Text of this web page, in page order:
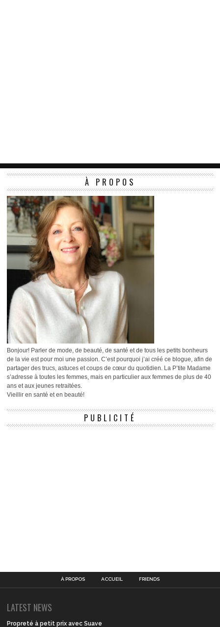
À PROPOS
Bonjour! Parler de mode, de beauté, de santé et de tous les petits bonheurs
de la vie est pour moi une passion. C’est pourquoi j’ai créé ce blogue, afin de
partager des trucs, astuces et coups de cœur du quotidien. La P’tite Madame
s’adresse à toutes les femmes, mais en particulier aux femmes de plus de 40
ans et aux jeunes retraitées.
Vieillir en santé et en beauté!
PUBLICITÉ
À PROPOS ACCUEIL FRIENDS
LATEST NEWS
Propreté à petit prix avec Suave